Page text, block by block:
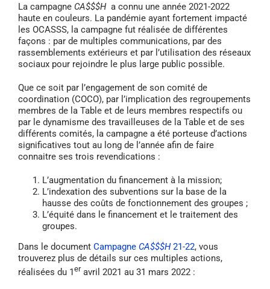
La campagne CA$$$H a connu une année 2021-2022
haute en couleurs. La pandémie ayant fortement impacté
les OCASSS, la campagne fut réalisée de différentes
façons : par de multiples communications, par des
rassemblements extérieurs et par l’utilisation des réseaux
sociaux pour rejoindre le plus large public possible.
Que ce soit par l’engagement de son comité de
coordination (COCO), par l’implication des regroupements
membres de la Table et de leurs membres respectifs ou
par le dynamisme des travailleuses de la Table et de ses
différents comités, la campagne a été porteuse d’actions
significatives tout au long de l’année afin de faire
connaitre ses trois revendications :
L’augmentation du financement à la mission;
L’indexation des subventions sur la base de la
hausse des coûts de fonctionnement des groupes ;
L’équité dans le financement et le traitement des
groupes.
Dans le document Campagne CA$$$H21-22, vous
trouverez plus de détails sur ces multiples actions,
réalisées du 1er avril 2021 au 31 mars 2022 :